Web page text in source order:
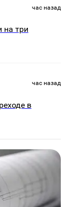
час назад
на три
час назад
в